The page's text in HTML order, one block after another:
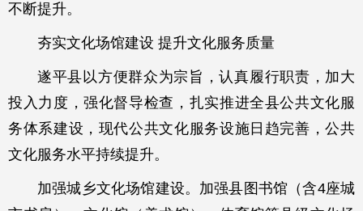
不断提升。
夯实文化场馆建设 提升文化服务质量
遂平县以方便群众为宗旨，认真履行职责，加大
投入力度，强化督导检查，扎实推进全县公共文化服
务体系建设，现代公共文化服务设施日趋完善，公共
文化服务水平持续提升。
加强城乡文化场馆建设。加强县图书馆（含4座城